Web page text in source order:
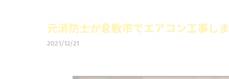
元消防士が倉敷市でエアコン工事し
2021/12/21